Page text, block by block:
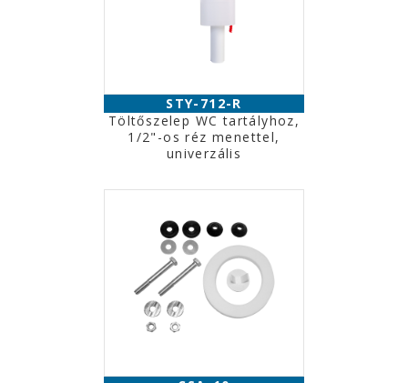
STY-712-R
Töltőszelep WC tartályhoz,
1/2"-os réz menettel,
univerzális